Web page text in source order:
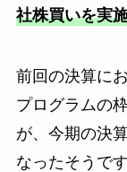
社株買いを実
前回の決算に
プログラムの
が、今期の決
なったそうで